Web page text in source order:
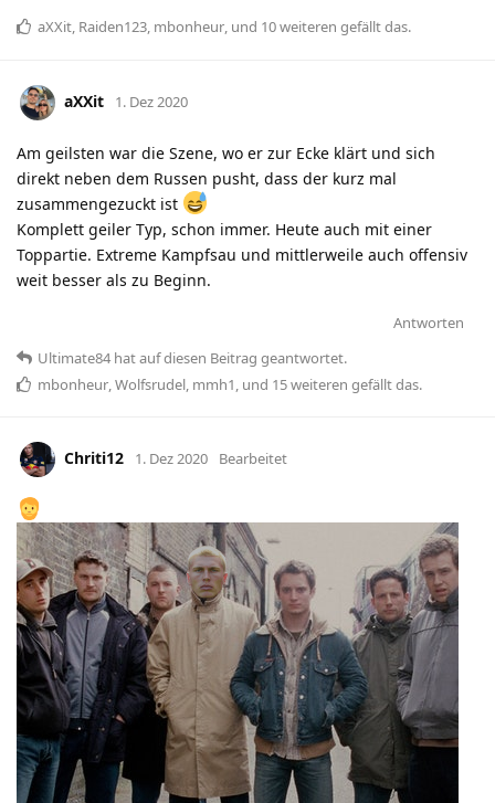
aXXit, Raiden123, mbonheur, und 10weiteren gefällt das.
aXXit 1. Dez 2020
Am geilsten war die Szene, wo er zur Ecke klärt und sich
direkt neben dem Russen pusht, dass der kurz mal
zusammengezuckt ist
Komplett geiler Typ, schon immer. Heute auch mit einer
Toppartie. Extreme Kampfsau und mittlerweile auch offensiv
weit besser als zu Beginn.
Antworten
Ultimate84 hatauf diesen Beitrag geantwortet.
mbonheur,Wolfsrudel, mmh1, und 15weiteren gefällt das.
Chriti12 1. Dez 2020 Bearbeitet